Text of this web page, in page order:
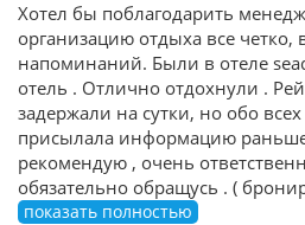
Хотел бы поблагодарить
организацию отдыха все четко,
напоминаний. Были в отеле
отель . Отлично отдохнули .
задержали на сутки, но обо
присылала информацию
рекомендую , очень
обязательно обращусь . (
показать полностью